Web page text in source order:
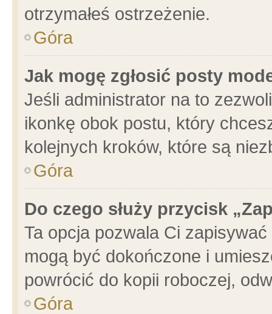
otrzymałeś ostrzeżenie.
Góra
Jak mogę zgłosić posty
Jeśli administrator na to
ikonkę obok postu, który
kolejnych kroków, które są
Góra
Do czego służy przycisk
Ta opcja pozwala Ci
mogą być dokończone i
powrócić do kopii roboczej,
Góra